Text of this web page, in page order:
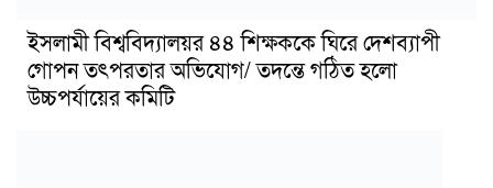
ইসলামী বিশ্ববিদ্যালয়র ৪৪ শিক্ষককে ঘিরে দেশব্যাপী
গোপন তৎপরতার অভিযোগ/ তদন্তে গঠিত হলো
উচ্চপর্যায়ের কমিটি